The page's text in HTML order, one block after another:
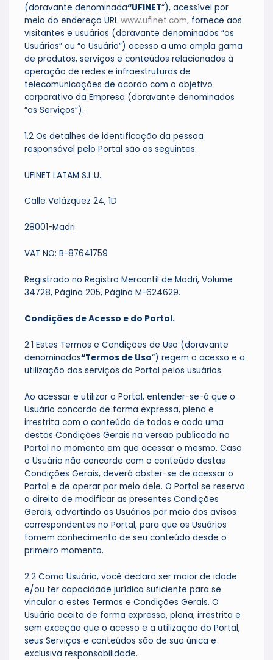
(doravante denominada“UFINET“), acessível por
meio do endereço URL www.ufinet.com, fornece aos
visitantes e usuários (doravante denominados “os
Usuários” ou “o Usuário”) acesso a uma ampla gama
de produtos, serviços e conteúdos relacionados à
operação de redes e infraestruturas de
telecomunicações de acordo com o objetivo
corporativo da Empresa (doravante denominados
“os Serviços”).
1.2 Os detalhes de identificação da pessoa
responsável pelo Portal são os seguintes:
UFINET LATAM S.L.U.
Calle Velázquez 24, 1D
28001-Madri
VAT NO: B-87641759
Registrado no Registro Mercantil de Madri, Volume
34728, Página 205, Página M-624629.
Condições de Acesso e do Portal.
2.1 Estes Termos e Condições de Uso (doravante
denominados“Termos de Uso“) regem o acesso e a
utilização dos serviços do Portal pelos usuários.
Ao acessar e utilizar o Portal, entender-se-á que o
Usuário concorda de forma expressa, plena e
irrestrita com o conteúdo de todas e cada uma
destas Condições Gerais na versão publicada no
Portal no momento em que acessar o mesmo. Caso
o Usuário não concorde com o conteúdo destas
Condições Gerais, deverá abster-se de acessar o
Portal e de operar por meio dele. O Portal se reserva
o direito de modificar as presentes Condições
Gerais, advertindo os Usuários por meio dos avisos
correspondentes no Portal, para que os Usuários
tomem conhecimento de seu conteúdo desde o
primeiro momento.
2.2 Como Usuário, você declara ser maior de idade
e/ou ter capacidade jurídica suficiente para se
vincular a estes Termos e Condições Gerais. O
Usuário aceita de forma expressa, plena, irrestrita e
sem exceção que o acesso e a utilização do Portal,
seus Serviços e conteúdos são de sua única e
exclusiva responsabilidade.